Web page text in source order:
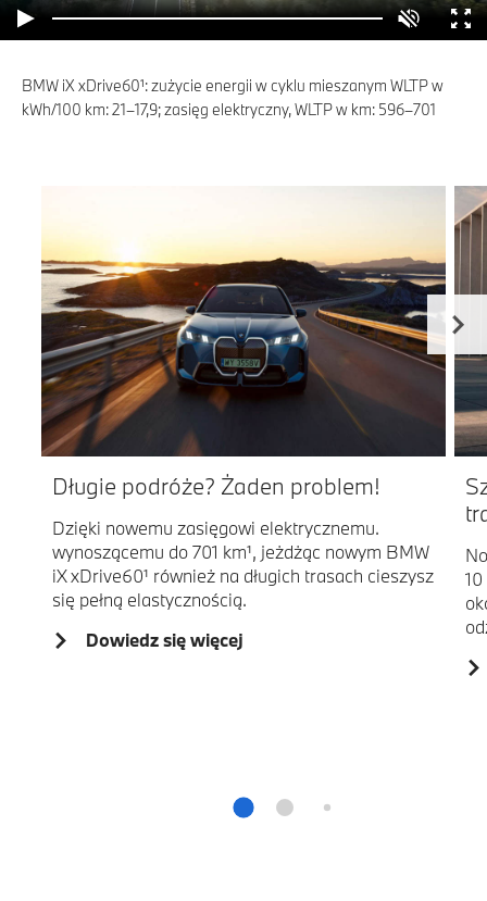
BMW iX xDrive60¹: zużycie energii w cyklu mieszanym WLTP w
kWh/100 km: 21–17,9; zasięg elektryczny, WLTP w km: 596–701
Długie podróże? Żaden problem!
Dzięki nowemu zasięgowi elektrycznemu.
wynoszącemu do 701 km¹, jeżdżąc nowym BMW
iX xDrive60¹ również na długich trasach cieszysz
się pełną elastycznością.
Dowiedz się więcej